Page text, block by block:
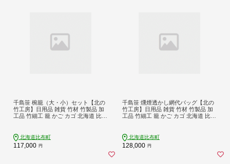
千島笹 椀籠（大・小）セット【北の
竹工房】日用品 雑貨 竹材 竹製品 加
工品 竹細工 籠 かご カゴ 北海道 比布
北海道比布町
117,000 円
千島笹 燻煙透かし網代バッグ【北の
竹工房】日用品 雑貨 竹材 竹製品 加
工品 竹細工 籠 かご カゴ 北海道 比布
北海道比布町
128,000 円